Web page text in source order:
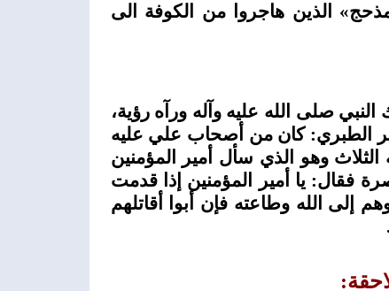
الذين هاجروا من الكوفة الى
صلى الله عليه وآله ورآه رؤية،
الطبري: كان من أصحاب علي عليه
وهو الذي سأل أمير المؤمنين
فقال: يا أمير المؤمنين إذا قدمت
إلى الله وطاعته فإن أبوا أقاتلهم